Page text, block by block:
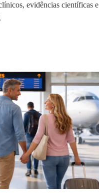
evidências científicas e